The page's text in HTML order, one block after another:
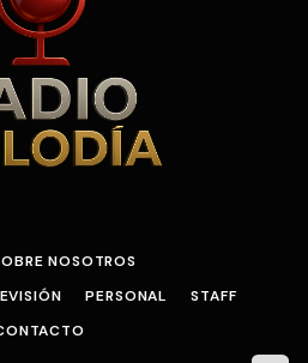
NOSOTROS
PERSONAL
STAFF